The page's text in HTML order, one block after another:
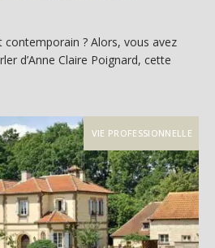
contemporain ? Alors, vous avez
d’Anne Claire Poignard, cette
VIE PROFESSIONNELLE